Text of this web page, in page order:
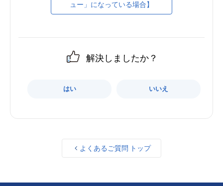
ュー」になっている場合】
解決しましたか？
はい いいえ
よくあるご質問 トップ